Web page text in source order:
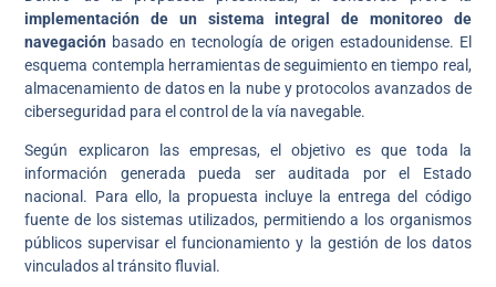
implementación de un sistema integral de monitoreo de
navegación basado en tecnología de origen estadounidense. El
esquema contempla herramientas de seguimiento en tiempo real,
almacenamiento de datos en la nube y protocolos avanzados de
ciberseguridad para el control de la vía navegable.
Según explicaron las empresas, el objetivo es que toda la
información generada pueda ser auditada por el Estado
nacional. Para ello, la propuesta incluye la entrega del código
fuente de los sistemas utilizados, permitiendo a los organismos
públicos supervisar el funcionamiento y la gestión de los datos
vinculados al tránsito fluvial.